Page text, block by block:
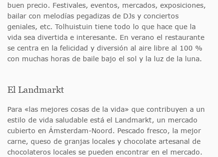
buen precio. Festivales, eventos, mercados, exposiciones,
bailar con melodías pegadizas de DJs y conciertos
geniales, etc. Tolhuistuin tiene todo lo que hace que la
vida sea divertida e interesante. En verano el restaurante
se centra en la felicidad y diversión al aire libre al 100 %
con muchas horas de baile bajo el sol y la luz de la luna.
El Landmarkt
Para «las mejores cosas de la vida» que contribuyen a un
estilo de vida saludable está el Landmarkt, un mercado
cubierto en Ámsterdam-Noord. Pescado fresco, la mejor
carne, queso de granjas locales y chocolate artesanal de
chocolateros locales se pueden encontrar en el mercado.